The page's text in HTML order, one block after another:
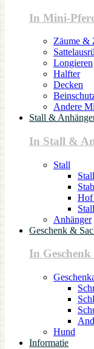
In Mini-
Zäume &
Longieren
Halfter
Decken
Andere
Stall &
In Stall &
Stall
Hof
Stall
Anhänger
Geschenk &
In
Hund
Informatie